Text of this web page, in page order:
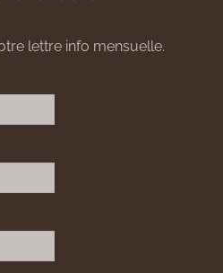
lettre info mensuelle.